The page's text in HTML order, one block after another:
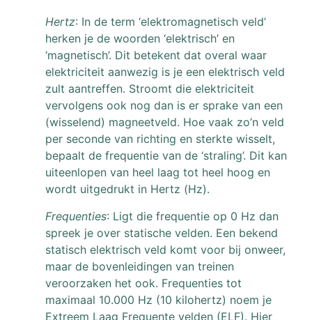
Hertz: In de term ‘elektromagnetisch veld’
herken je de woorden ‘elektrisch’ en
‘magnetisch’. Dit betekent dat overal waar
elektriciteit aanwezig is je een elektrisch veld
zult aantreffen. Stroomt die elektriciteit
vervolgens ook nog dan is er sprake van een
(wisselend) magneetveld. Hoe vaak zo’n veld
per seconde van richting en sterkte wisselt,
bepaalt de frequentie van de ‘straling’. Dit kan
uiteenlopen van heel laag tot heel hoog en
wordt uitgedrukt in Hertz (Hz).
Frequenties: Ligt die frequentie op 0 Hz dan
spreek je over statische velden. Een bekend
statisch elektrisch veld komt voor bij onweer,
maar de bovenleidingen van treinen
veroorzaken het ook. Frequenties tot
maximaal 10.000 Hz (10 kilohertz) noem je
Extreem Laag Frequente velden (ELF). Hier